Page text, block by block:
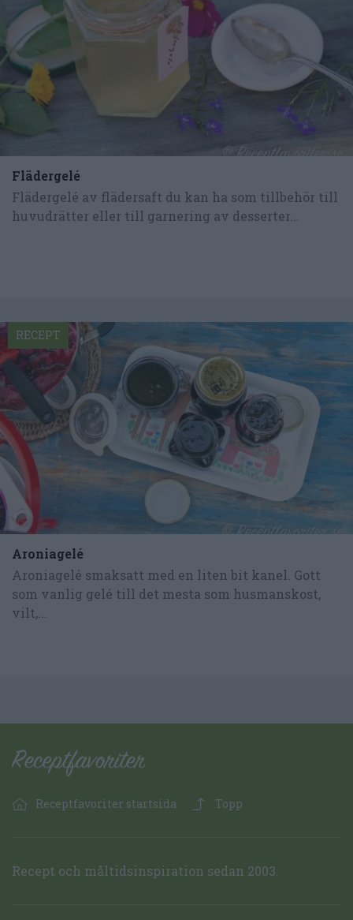
Flädergelé
Flädergelé av flädersaft du kan ha som tillbehör till
huvudrätter eller till garnering av desserter...
Aroniagelé
Aroniagelé smaksatt med en liten bit kanel. Gott
som vanlig gelé till det mesta som husmanskost,
vilt,...
RECEPT
Receptfavoriter startsida Topp
Recept och måltidsinspiration sedan 2003.